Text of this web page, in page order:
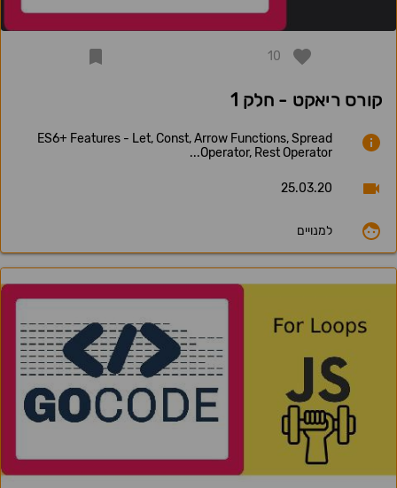
10
קורס ריאקט - חלק 1
ES6+ Features - Let, Const, Arrow Functions, Spread
Operator, Rest Operator...
25.03.20
למנויים